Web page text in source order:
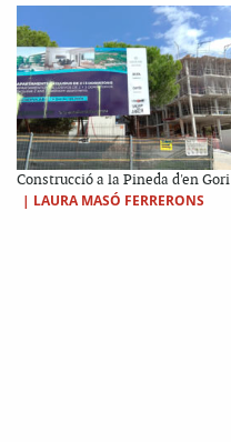
Construcció a la Pineda d'en Gori
| LAURA MASÓ FERRERONS